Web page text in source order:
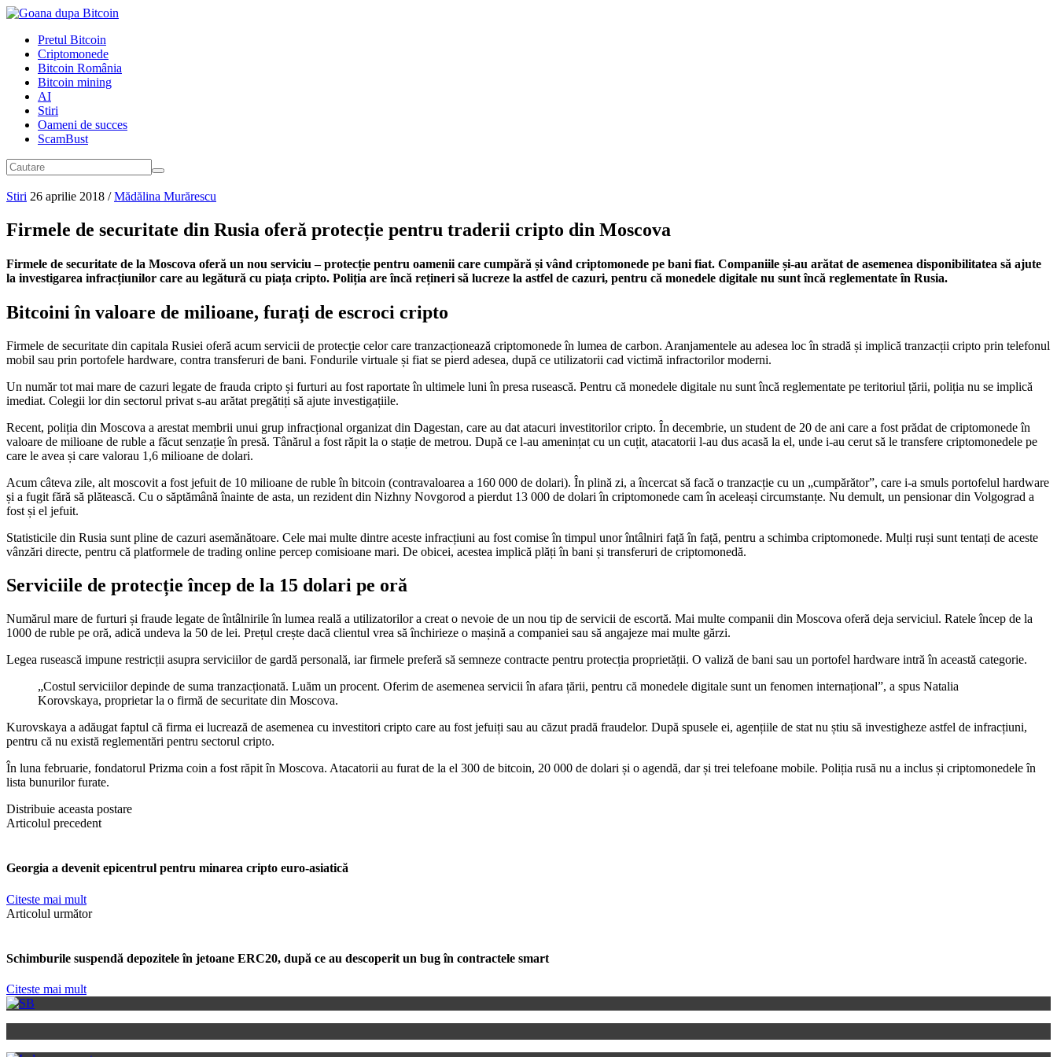
Pretul Bitcoin
Criptomonede
Bitcoin România
Bitcoin mining
AI
Stiri
Oameni de succes
ScamBust
Stiri 26 aprilie 2018 / Mădălina Murărescu
Firmele de securitate din Rusia oferă protecție pentru traderii cripto din Moscova
Firmele de securitate de la Moscova oferă un nou serviciu – protecție pentru oamenii care cumpără și vând criptomonede pe bani fiat. Companiile și-au arătat de asemenea disponibilitatea să ajute
la investigarea infracțiunilor care au legătură cu piața cripto. Poliția are încă rețineri să lucreze la astfel de cazuri, pentru că monedele digitale nu sunt încă reglementate în Rusia.
Bitcoini în valoare de milioane, furați de escroci cripto
Firmele de securitate din capitala Rusiei oferă acum servicii de protecție celor care tranzacționează criptomonede în lumea de carbon. Aranjamentele au adesea loc în stradă și implică tranzacții cripto prin telefonul
mobil sau prin portofele hardware, contra transferuri de bani. Fondurile virtuale și fiat se pierd adesea, după ce utilizatorii cad victimă infractorilor moderni.
Un număr tot mai mare de cazuri legate de frauda cripto și furturi au fost raportate în ultimele luni în presa rusească. Pentru că monedele digitale nu sunt încă reglementate pe teritoriul țării, poliția nu se implică
imediat. Colegii lor din sectorul privat s-au arătat pregătiți să ajute investigațiile.
Recent, poliția din Moscova a arestat membrii unui grup infracțional organizat din Dagestan, care au dat atacuri investitorilor cripto. În decembrie, un student de 20 de ani care a fost prădat de criptomonede în
valoare de milioane de ruble a făcut senzație în presă. Tânărul a fost răpit la o stație de metrou. După ce l-au amenințat cu un cuțit, atacatorii l-au dus acasă la el, unde i-au cerut să le transfere criptomonedele pe
care le avea și care valorau 1,6 milioane de dolari.
Acum câteva zile, alt moscovit a fost jefuit de 10 milioane de ruble în bitcoin (contravaloarea a 160 000 de dolari). În plină zi, a încercat să facă o tranzacție cu un „cumpărător”, care i-a smuls portofelul hardware
și a fugit fără să plătească. Cu o săptămână înainte de asta, un rezident din Nizhny Novgorod a pierdut 13 000 de dolari în criptomonede cam în aceleași circumstanțe. Nu demult, un pensionar din Volgograd a
fost și el jefuit.
Statisticile din Rusia sunt pline de cazuri asemănătoare. Cele mai multe dintre aceste infracțiuni au fost comise în timpul unor întâlniri față în față, pentru a schimba criptomonede. Mulți ruși sunt tentați de aceste
vânzări directe, pentru că platformele de trading online percep comisioane mari. De obicei, acestea implică plăți în bani și transferuri de criptomonedă.
Serviciile de protecție încep de la 15 dolari pe oră
Numărul mare de furturi și fraude legate de întâlnirile în lumea reală a utilizatorilor a creat o nevoie de un nou tip de servicii de escortă. Mai multe companii din Moscova oferă deja serviciul. Ratele încep de la
1000 de ruble pe oră, adică undeva la 50 de lei. Prețul crește dacă clientul vrea să închirieze o mașină a companiei sau să angajeze mai multe gărzi.
Legea rusească impune restricții asupra serviciilor de gardă personală, iar firmele preferă să semneze contracte pentru protecția proprietății. O valiză de bani sau un portofel hardware intră în această categorie.
„Costul serviciilor depinde de suma tranzacționată. Luăm un procent. Oferim de asemenea servicii în afara țării, pentru că monedele digitale sunt un fenomen internațional”, a spus Natalia
Korovskaya, proprietar la o firmă de securitate din Moscova.
Kurovskaya a adăugat faptul că firma ei lucrează de asemenea cu investitori cripto care au fost jefuiți sau au căzut pradă fraudelor. După spusele ei, agențiile de stat nu știu să investigheze astfel de infracțiuni,
pentru că nu există reglementări pentru sectorul cripto.
În luna februarie, fondatorul Prizma coin a fost răpit în Moscova. Atacatorii au furat de la el 300 de bitcoin, 20 000 de dolari și o agendă, dar și trei telefoane mobile. Poliția rusă nu a inclus și criptomonedele în
lista bunurilor furate.
Distribuie aceasta postare
Articolul precedent
Georgia a devenit epicentrul pentru minarea cripto euro-asiatică
Citeste mai mult
Articolul următor
Schimburile suspendă depozitele în jetoane ERC20, după ce au descoperit un bug în contractele smart
Citeste mai mult